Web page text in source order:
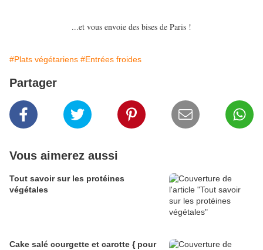
...et vous envoie des bises de Paris !
#Plats végétariens #Entrées froides
Partager
Vous aimerez aussi
Tout savoir sur les protéines
végétales
Cake salé courgette et carotte { pour